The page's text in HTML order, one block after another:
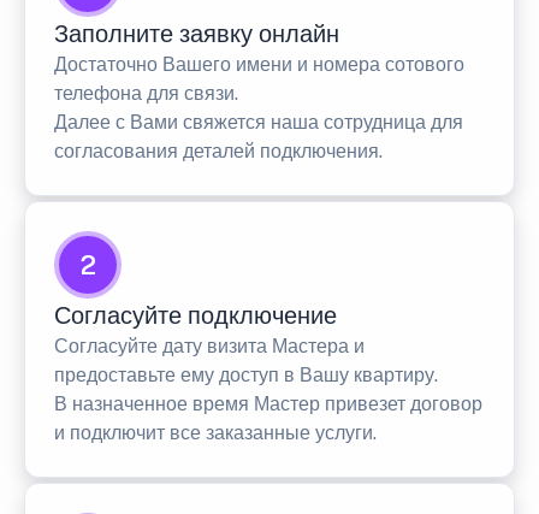
Заполните заявку онлайн
Достаточно Вашего имени и номера сотового
телефона для связи.
Далее с Вами свяжется наша сотрудница для
согласования деталей подключения.
2
Согласуйте подключение
Согласуйте дату визита Мастера и
предоставьте ему доступ в Вашу квартиру.
В назначенное время Мастер привезет договор
и подключит все заказанные услуги.